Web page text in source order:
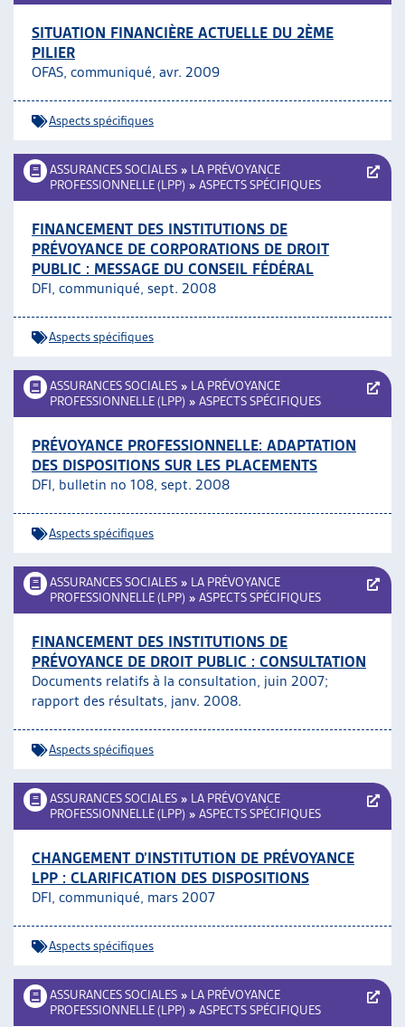
SITUATION FINANCIÈRE ACTUELLE DU 2ÈME
PILIER
OFAS, communiqué, avr. 2009
Aspects spécifiques
ASSURANCES SOCIALES » LA PRÉVOYANCE
PROFESSIONNELLE (LPP) » ASPECTS SPÉCIFIQUES
FINANCEMENT DES INSTITUTIONS DE
PRÉVOYANCE DE CORPORATIONS DE DROIT
PUBLIC : MESSAGE DU CONSEIL FÉDÉRAL
DFI, communiqué, sept. 2008
Aspects spécifiques
ASSURANCES SOCIALES » LA PRÉVOYANCE
PROFESSIONNELLE (LPP) » ASPECTS SPÉCIFIQUES
PRÉVOYANCE PROFESSIONNELLE: ADAPTATION
DES DISPOSITIONS SUR LES PLACEMENTS
DFI, bulletin no 108, sept. 2008
Aspects spécifiques
ASSURANCES SOCIALES » LA PRÉVOYANCE
PROFESSIONNELLE (LPP) » ASPECTS SPÉCIFIQUES
FINANCEMENT DES INSTITUTIONS DE
PRÉVOYANCE DE DROIT PUBLIC : CONSULTATION
Documents relatifs à la consultation, juin 2007;
rapport des résultats, janv. 2008.
Aspects spécifiques
ASSURANCES SOCIALES » LA PRÉVOYANCE
PROFESSIONNELLE (LPP) » ASPECTS SPÉCIFIQUES
CHANGEMENT D’INSTITUTION DE PRÉVOYANCE
LPP : CLARIFICATION DES DISPOSITIONS
DFI, communiqué, mars 2007
Aspects spécifiques
ASSURANCES SOCIALES » LA PRÉVOYANCE
PROFESSIONNELLE (LPP) » ASPECTS SPÉCIFIQUES